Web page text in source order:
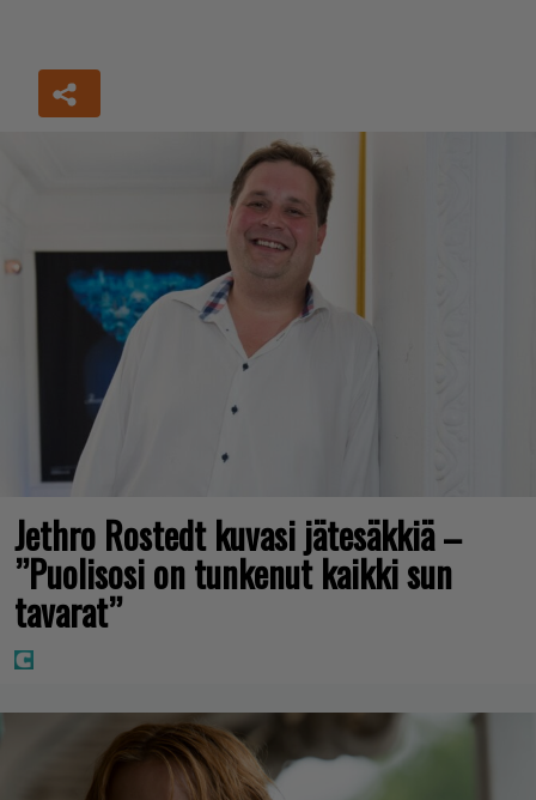
Jethro Rostedt kuvasi jätesäkkiä –
”Puolisosi on tunkenut kaikki sun
tavarat”